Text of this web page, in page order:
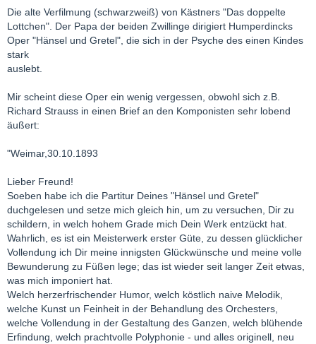
Die alte Verfilmung (schwarzweiß) von Kästners "Das doppelte
Lottchen". Der Papa der beiden Zwillinge dirigiert Humperdincks
Oper "Hänsel und Gretel", die sich in der Psyche des einen Kindes
stark
auslebt.
Mir scheint diese Oper ein wenig vergessen, obwohl sich z.B.
Richard Strauss in einen Brief an den Komponisten sehr lobend
äußert:
"Weimar,30.10.1893
Lieber Freund!
Soeben habe ich die Partitur Deines "Hänsel und Gretel"
duchgelesen und setze mich gleich hin, um zu versuchen, Dir zu
schildern, in welch hohem Grade mich Dein Werk entzückt hat.
Wahrlich, es ist ein Meisterwerk erster Güte, zu dessen glücklicher
Vollendung ich Dir meine innigsten Glückwünsche und meine volle
Bewunderung zu Füßen lege; das ist wieder seit langer Zeit etwas,
was mich imponiert hat.
Welch herzerfrischender Humor, welch köstlich naive Melodik,
welche Kunst un Feinheit in der Behandlung des Orchesters,
welche Vollendung in der Gestaltung des Ganzen, welch blühende
Erfindung, welch prachtvolle Polyphonie - und alles originell, neu